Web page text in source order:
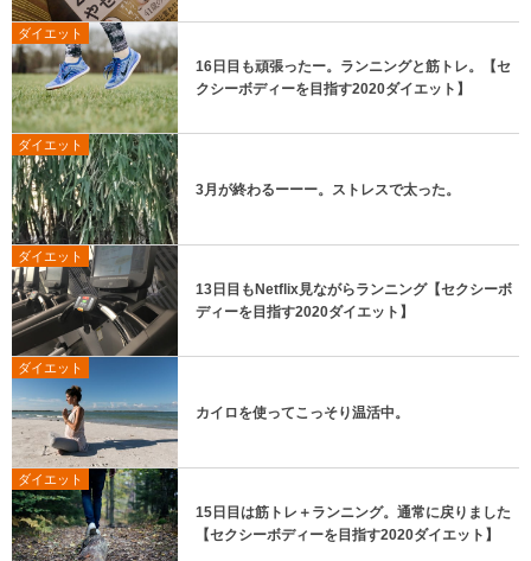
ダイエット
16日目も頑張ったー。ランニングと筋トレ。【セ
クシーボディーを目指す2020ダイエット】
ダイエット
3月が終わるーーー。ストレスで太った。
ダイエット
13日目もNetflix見ながらランニング【セクシーボ
ディーを目指す2020ダイエット】
ダイエット
カイロを使ってこっそり温活中。
ダイエット
15日目は筋トレ＋ランニング。通常に戻りました
【セクシーボディーを目指す2020ダイエット】